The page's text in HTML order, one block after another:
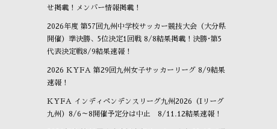
せ掲載！メンバー情報掲載！
2026年度 第57回九州中学校サッカー競技大会（大分県
開催）準決勝、5位決定1回戦 8/8結果掲載！決勝･第5
代表決定戦8/9結果速報！
2026 KYFA 第29回九州女子サッカーリーグ 8/9結果
速報！
KYFA インディペンデンスリーグ九州2026（Iリーグ
九州）8/6～8開催予定分は中止 8/11.12結果速報！